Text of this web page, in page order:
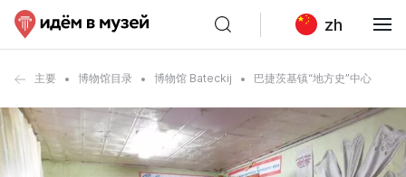
zh
主要 博物馆目录 博物馆 Bateckij 巴捷茨基镇“地方史”中心